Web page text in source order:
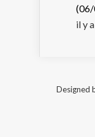
il y
Designed